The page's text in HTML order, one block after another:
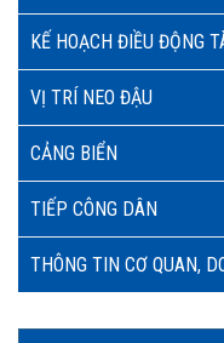
KẾ HOẠCH ĐIỀU ĐỘNG
VỊ TRÍ NEO ĐẬU
CẢNG BIỂN
TIẾP CÔNG DÂN
THÔNG TIN CƠ QUAN,